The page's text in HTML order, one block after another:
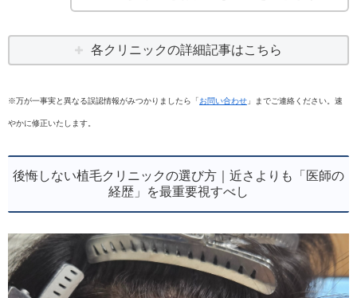
各クリニックの詳細記事はこちら
※万が一事実と異なる誤認情報がみつかりましたら「お問い合わせ 」までご連絡ください。速
やかに修正いたします。
後悔しない植毛クリニックの選び方｜近さよりも「医師の
経歴」を最重要視すべし